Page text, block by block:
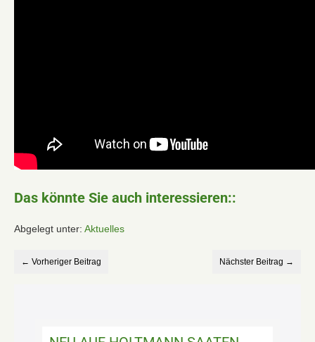
Das könnte Sie auch interessieren::
Abgelegt unter: Aktuelles
← Vorheriger Beitrag Nächster Beitrag →